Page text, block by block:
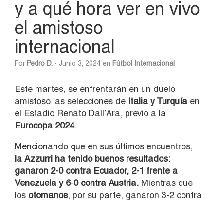
y a qué hora ver en vivo
el amistoso
internacional
Por Pedro D. - Junio 3, 2024 en Fútbol Internacional
Este martes, se enfrentarán en un duelo
amistoso las selecciones de Italia y Turquía en
el Estadio Renato Dall’Ara, previo a la
Eurocopa 2024.
Mencionando que en sus últimos encuentros,
la Azzurri ha tenido buenos resultados:
ganaron 2-0 contra Ecuador, 2-1 frente a
Venezuela y 6-0 contra Austria. Mientras que
los otomanos, por su parte, ganaron 3-2 contra